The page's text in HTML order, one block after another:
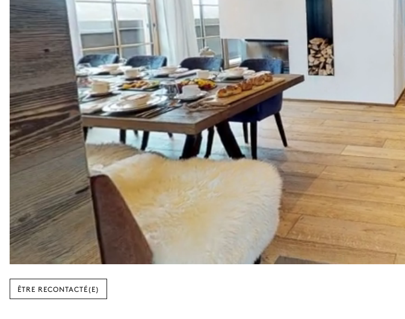
Vue sur les montagnes
Lit double inséparable
Balcon
Salle de bain 2
Attenante
WC
Vasque simple
Chambre 3
TV
Lit double inséparable
Salle de bain 3
ÊTRE RECONTACTÉ(E)